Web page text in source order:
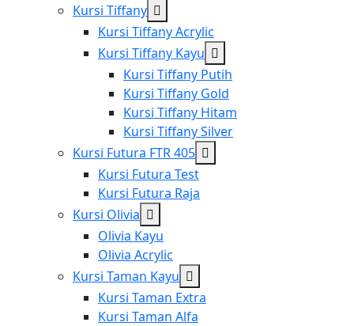
Kursi Tiffany Show
sub
menu
Kursi Tiffany Acrylic
Kursi Tiffany Kayu Show
sub
menu
Kursi Tiffany Putih
Kursi Tiffany Gold
Kursi Tiffany Hitam
Kursi Tiffany Silver
Kursi Futura FTR 405 Show
Kursi Futura Test
Kursi Futura Raja
Kursi Olivia Show
sub
menu
Olivia Kayu
Olivia Acrylic
Kursi Taman Kayu Show
sub
menu
Kursi Taman Extra
Kursi Taman Alfa